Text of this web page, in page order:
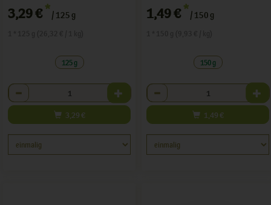
3,29 € */ 125 g
125 g
Anzahl
3,29 €
1,49 € */ 150 g
150 g
Anzahl
1,49 €